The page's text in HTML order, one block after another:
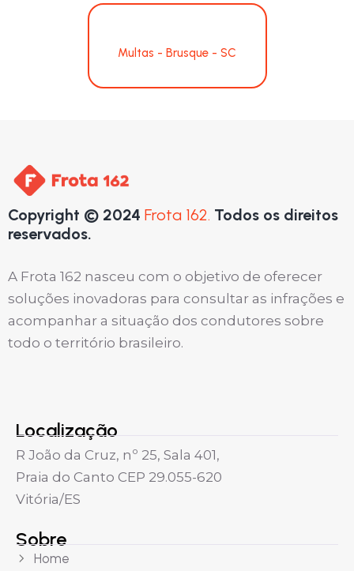
Multas - Brusque - SC
Copyright © 2024 Frota 162. Todos os direitos
reservados.
A Frota 162 nasceu com o objetivo de oferecer
soluções inovadoras para consultar as infrações e
acompanhar a situação dos condutores sobre
todo o território brasileiro.
Localização
R João da Cruz, nº 25, Sala 401,
Praia do Canto CEP 29.055-620
Vitória/ES
Sobre
Home